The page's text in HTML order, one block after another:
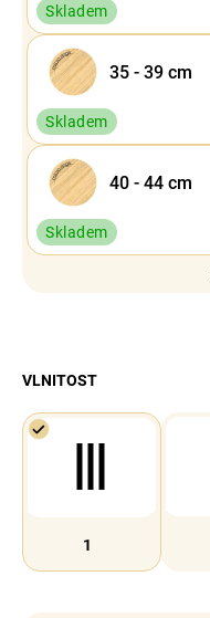
Skladem
35 - 39 cm
Skladem
40 - 44 cm
Skladem
VLNITOST
1